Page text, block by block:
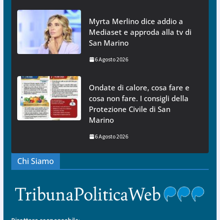
Myrta Merlino dice addio a
Mediaset e approda alla tv di
San Marino
6 Agosto 2026
Ondate di calore, cosa fare e
cosa non fare. I consigli della
Protezione Civile di San
Marino
6 Agosto 2026
Chi Siamo